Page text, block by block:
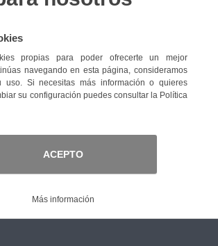
Ref. 9165314045787
Color
Guía de tallas